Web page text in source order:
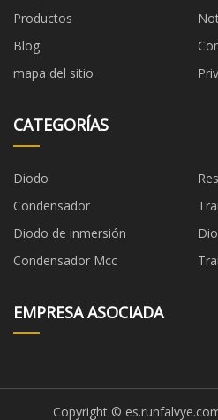
Productos
Blog
mapa del sitio
CATEGORÍAS
Diodo
Condensador
Diodo de inmersión
Condensador Mcc
EMPRESA ASOCIADA
Copyright ©